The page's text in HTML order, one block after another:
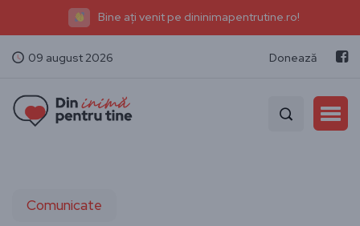
Bine ați venit pe dininimapentrutine.ro!
09 august 2026 Donează
Comunicate